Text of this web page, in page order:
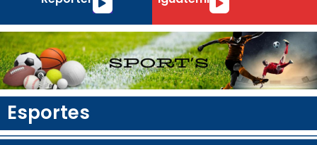
áudio
áudio
Esportes